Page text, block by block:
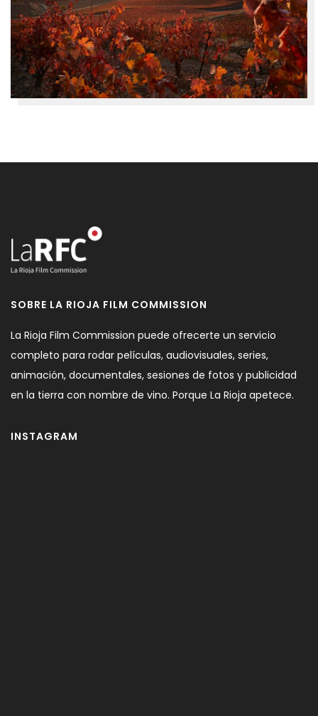
SOBRE LA RIOJA FILM COMMISSION
La Rioja Film Commission puede ofrecerte un servicio
completo para rodar películas, audiovisuales, series,
animación, documentales, sesiones de fotos y publicidad
en la tierra con nombre de vino. Porque La Rioja apetece.
INSTAGRAM